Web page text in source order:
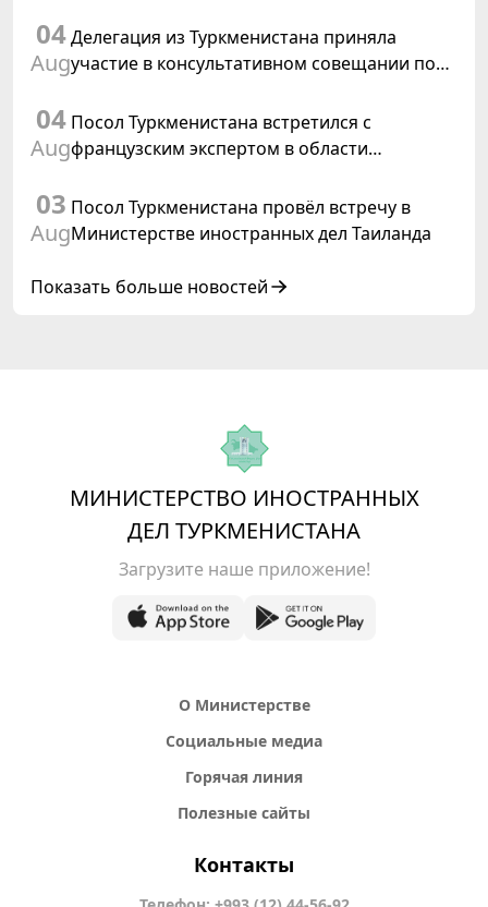
заседания Халк Маслахаты Туркменистана
04
Aug
Делегация из Туркменистана приняла
участие в консультативном совещании по
04
Aug
Посол Туркменистана встретился с
французским экспертом в области
03
Aug
Посол Туркменистана провёл встречу в
Министерстве иностранных дел Таиланда
Показать больше новостей
МИНИСТЕРСТВО ИНОСТРАННЫХ
ДЕЛ ТУРКМЕНИСТАНА
Загрузите наше приложение!
О Министерстве
Социальные медиа
Горячая линия
Полезные сайты
Контакты